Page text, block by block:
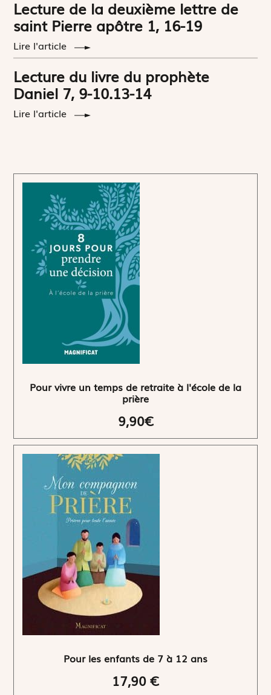
Lecture de la deuxième lettre de
saint Pierre apôtre 1, 16-19
Lire l'article
Lecture du livre du prophète
Daniel 7, 9-10.13-14
Lire l'article
Pour vivre un temps de retraite à l'école de la
prière
9,90€
Pour les enfants de 7 à 12 ans
17,90 €